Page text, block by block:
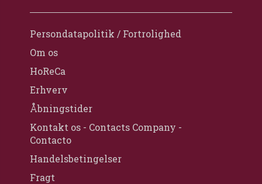
Persondatapolitik / Fortrolighed
Om os
HoReCa
Erhverv
Åbningstider
Kontakt os - Contacts Company -
Contacto
Handelsbetingelser
Fragt